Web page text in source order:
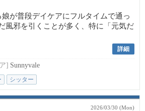
が普段デイケアにフルタイムで通っ
風邪を引くことが多く、特に「元気だ
詳細
] Sunnyvale
シッター
2026/03/30 (Mon)